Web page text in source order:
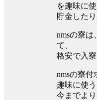
を趣味に使
貯金した
nmsの寮は
て、
格安で入寮
nmsの寮付
趣味に使う
今までよ